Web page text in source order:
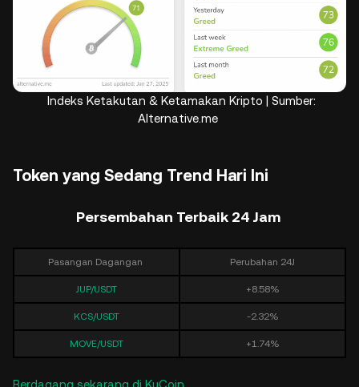
Indeks Ketakutan & Ketamakan Kripto | Sumber:
Alternative.me
Token yang Sedang Trend Hari Ini
Persembahan Terbaik 24 Jam
Pasangan Dagangan Perubahan 24J
JUP/USDT +8.58%
KCS/USDT -2.32%
MOVE/USDT +1.74%
Berdagang sekarang di KuCoin